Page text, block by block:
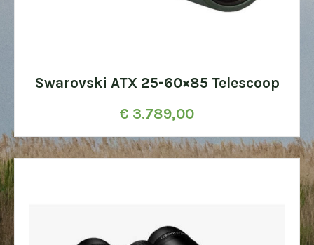
Swarovski ATX 25-60×85 Telescoop
€ 3.789,00